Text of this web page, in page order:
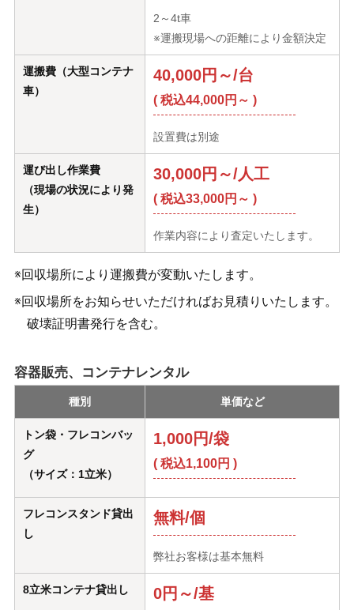
2～4t車
※運搬現場への距離により金額決定
運搬費（大型コンテナ
車）
40,000円～/台
( 税込44,000円～ )
設置費は別途
運び出し作業費
（現場の状況により発
生）
30,000円～/人工
( 税込33,000円～ )
作業内容により査定いたします。
※回収場所により運搬費が変動いたします。
※回収場所をお知らせいただければお見積りいたします。
破壊証明書発行を含む。
容器販売、コンテナレンタル
種別 単価など
トン袋・フレコンバッ
グ
（サイズ：1立米）
1,000円/袋
( 税込1,100円 )
フレコンスタンド貸出
し
無料/個
弊社お客様は基本無料
8立米コンテナ貸出し 0円～/基